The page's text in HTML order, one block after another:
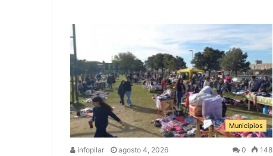
Municipios
infopilar agosto 4, 2026 0 148